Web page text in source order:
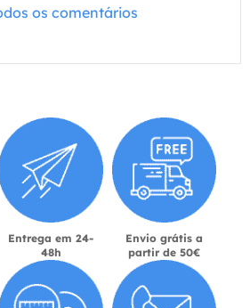
os comentários
Entrega em 24-
48h
Envio grátis a
partir de 50€